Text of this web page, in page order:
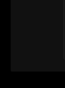
Ajkuca
Alvin i